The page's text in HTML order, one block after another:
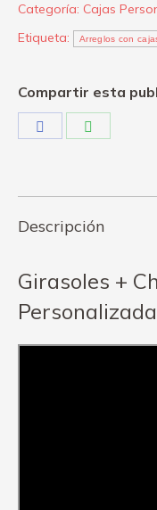
en
Caja
quantity
Categoría: Cajas
Etiqueta:
Arreglos con
Compartir esta
Descripción
Girasoles +
Personalizada